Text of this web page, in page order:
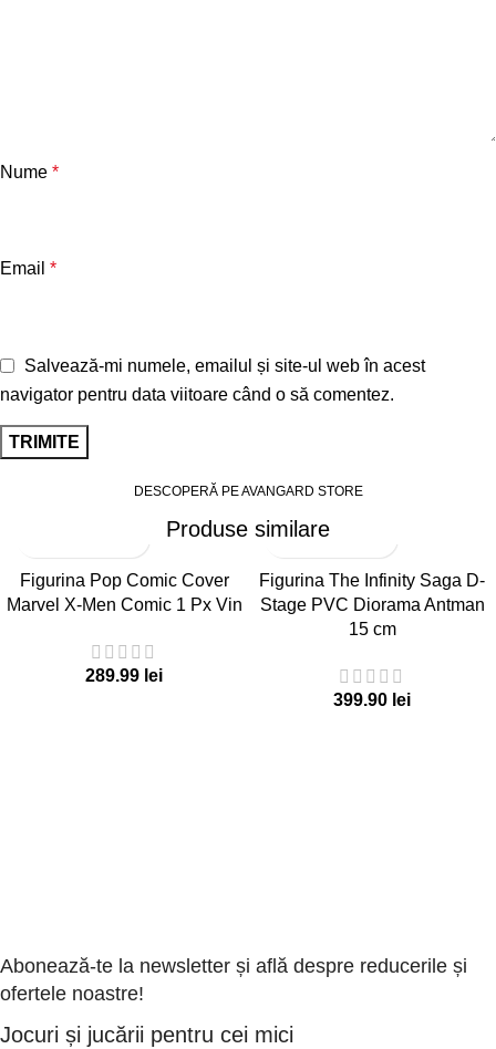
Nume *
Email *
Salvează-mi numele, emailul și site-ul web în acest
navigator pentru data viitoare când o să comentez.
DESCOPERĂ PE AVANGARD STORE
Produse similare
Figurina Pop Comic Cover
Marvel X-Men Comic 1 Px Vin
289.99 lei
Figurina The Infinity Saga D-
Stage PVC Diorama Antman
15 cm
399.90 lei
Abonează-te la newsletter și află despre reducerile și
ofertele noastre!
Jocuri și jucării pentru cei mici